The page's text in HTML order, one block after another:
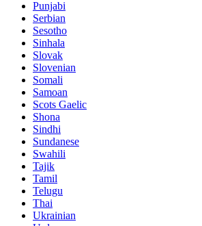
Punjabi
Serbian
Sesotho
Sinhala
Slovak
Slovenian
Somali
Samoan
Scots Gaelic
Shona
Sindhi
Sundanese
Swahili
Tajik
Tamil
Telugu
Thai
Ukrainian